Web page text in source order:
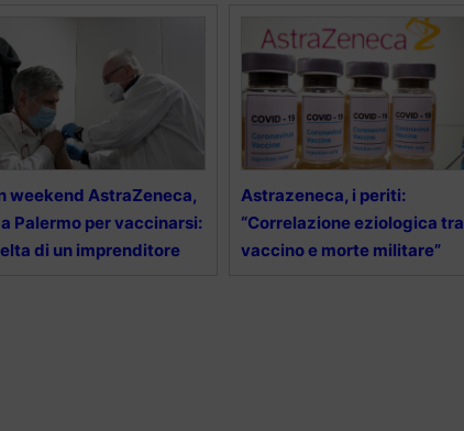
weekend AstraZeneca,
Palermo per vaccinarsi:
di un imprenditore
Astrazeneca, i periti:
“Correlazione eziologica tra
vaccino e morte militare”